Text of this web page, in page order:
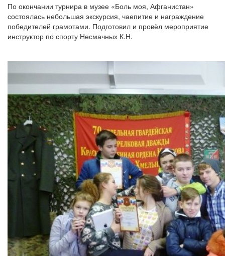
По окончании турнира в музее «Боль моя, Афганистан»
состоялась небольшая экскурсия, чаепитие и награждение
победителей грамотами. Подготовил и провёл мероприятие
инструктор по спорту Несмачных К.Н.